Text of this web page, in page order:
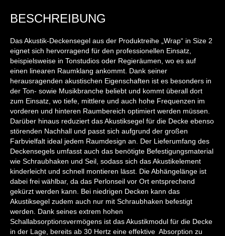
BESCHREIBUNG
Das Akustik-Deckensegel aus der Produktreihe „Wrap“ in Size 2
eignet sich hervorragend für den professionellen Einsatz,
beispielsweise in Tonstudios oder Regieräumen, wo es auf
einen linearen Raumklang ankommt. Dank seiner
herausragenden akustischen Eigenschaften ist es besonders in
der Ton- sowie Musikbranche beliebt und kommt überall dort
zum Einsatz, wo tiefe, mittlere und auch hohe Frequenzen im
vorderen und hinteren Raumbereich optimiert werden müssen.
Darüber hinaus reduziert das Akustiksegel für die Decke ebenso
störenden Nachhall und passt sich aufgrund der großen
Farbvielfalt ideal jedem Raumdesign an. Der Lieferumfang des
Deckensegels umfasst auch das benötigte Befestigungsmaterial
wie Schraubhaken und Seil, sodass sich das Akustikelement
kinderleicht und schnell montieren lässt. Die Abhängelänge ist
dabei frei wählbar, da das Perlonseil vor Ort entsprechend
gekürzt werden kann. Bei niedrigen Decken kann das
Akustiksegel zudem auch nur mit Schraubhaken befestigt
werden. Dank seines extrem hohen
Schallabsorptionsvermögens ist das Akustikmodul für die Decke
in der Lage, bereits ab 30 Hertz eine effektive Absorption zu